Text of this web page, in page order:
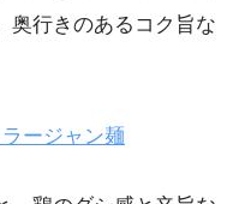
奥行きのあるコク旨な